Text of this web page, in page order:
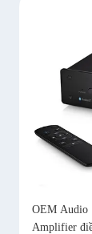
OEM Audio
Amplifier